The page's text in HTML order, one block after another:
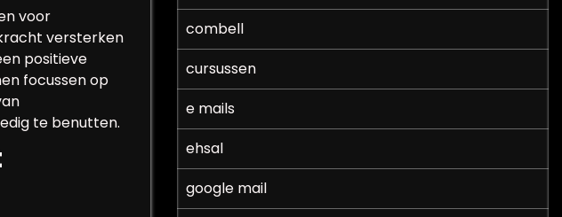
voor
versterken
positieve
focussen op
te benutten.
combell
cursussen
e mails
ehsal
google mail